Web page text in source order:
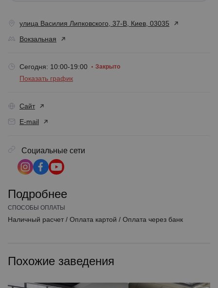
улица Василия Липковского, 37-В, Киев, 03035
Вокзальная
Сегодня: 10:00-19:00 Закрыто
Показать график
Сайт
E-mail
Социальные сети
Подробнее
СПОСОБЫ ОПЛАТЫ
Наличный расчет / Оплата картой / Оплата через банк
Похожие заведения